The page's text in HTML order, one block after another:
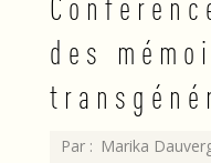
des
2025-
Par : Marika